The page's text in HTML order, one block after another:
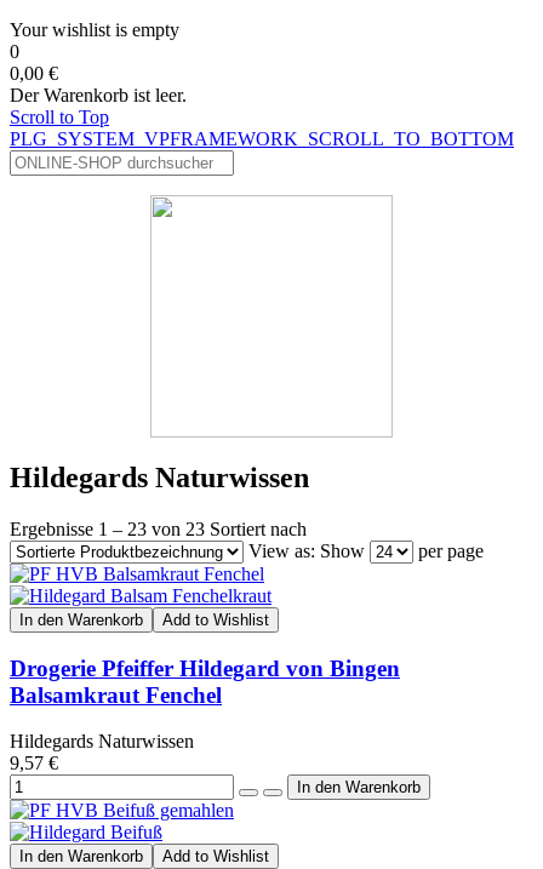
Your wishlist is empty
0
0,00 €
Der Warenkorb ist leer.
Scroll to Top
PLG_SYSTEM_VPFRAMEWORK_SCROLL_TO_BOTTOM
Hildegards Naturwissen
Ergebnisse 1 – 23 von 23 Sortiert nach
View as: Show per page
In den Warenkorb Add to Wishlist
Drogerie Pfeiffer Hildegard von Bingen
Balsamkraut Fenchel
Hildegards Naturwissen
9,57 €
In den Warenkorb Add to Wishlist